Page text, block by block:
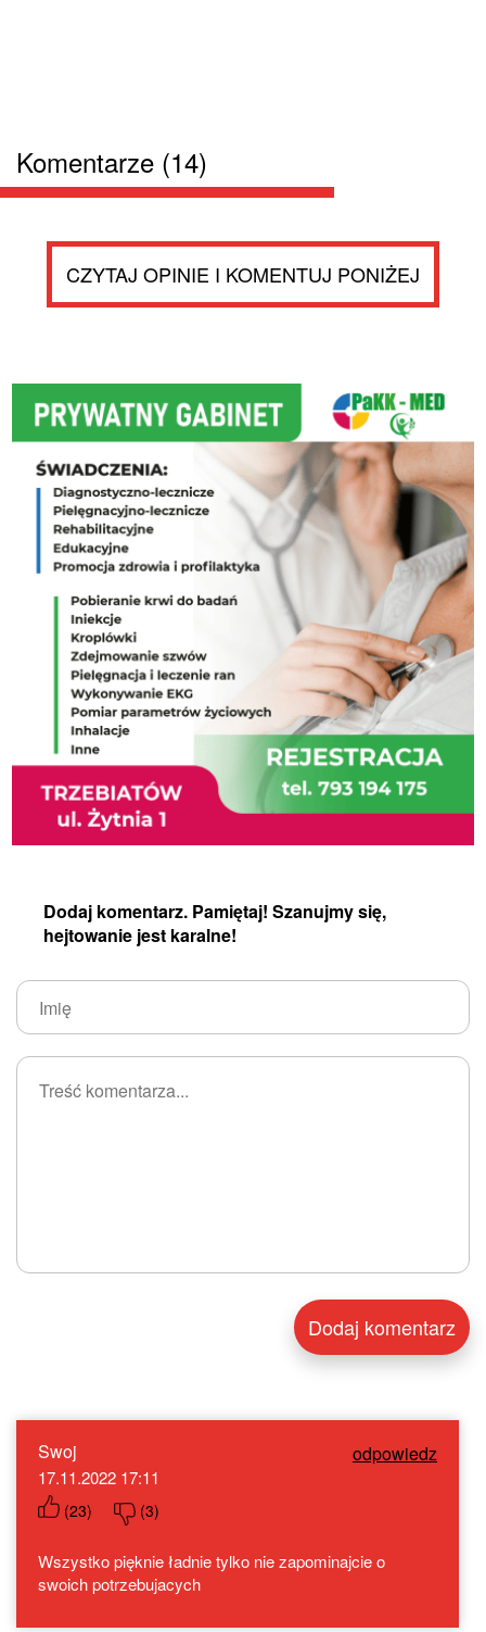
Komentarze (14)
CZYTAJ OPINIE I KOMENTUJ PONIŻEJ
Dodaj komentarz. Pamiętaj! Szanujmy się,
hejtowanie jest karalne!
Swoj odpowiedz
17.11.2022 17:11
(23) (3)
Wszystko pięknie ładnie tylko nie zapominajcie o
swoich potrzebujacych